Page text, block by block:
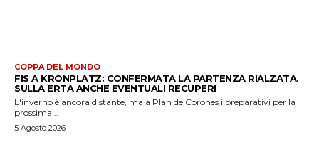
COPPA DEL MONDO
FIS A KRONPLATZ: CONFERMATA LA PARTENZA RIALZATA.
SULLA ERTA ANCHE EVENTUALI RECUPERI
L'inverno è ancora distante, ma a Plan de Corones i preparativi per la
prossima...
5 Agosto 2026